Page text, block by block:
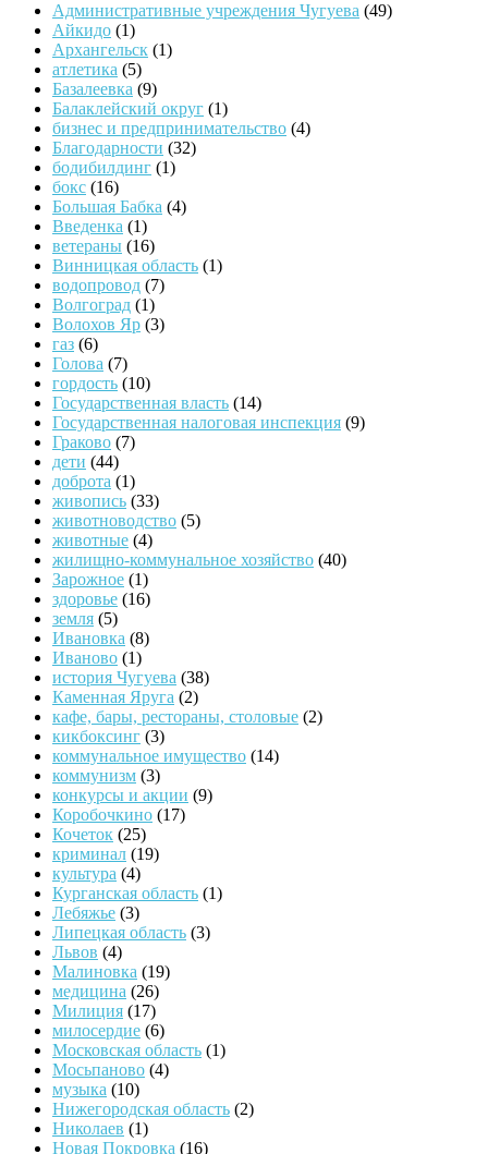
Административные учреждения Чугуева (49)
Айкидо (1)
Архангельск (1)
атлетика (5)
Базалеевка (9)
Балаклейский округ (1)
бизнес и предпринимательство (4)
Благодарности (32)
бодибилдинг (1)
бокс (16)
Большая Бабка (4)
Введенка (1)
ветераны (16)
Винницкая область (1)
водопровод (7)
Волгоград (1)
Волохов Яр (3)
газ (6)
Голова (7)
гордость (10)
Государственная власть (14)
Государственная налоговая инспекция (9)
Граково (7)
дети (44)
доброта (1)
живопись (33)
животноводство (5)
животные (4)
жилищно-коммунальное хозяйство (40)
Зарожное (1)
здоровье (16)
земля (5)
Ивановка (8)
Иваново (1)
история Чугуева (38)
Каменная Яруга (2)
кафе, бары, рестораны, столовые (2)
кикбоксинг (3)
коммунальное имущество (14)
коммунизм (3)
конкурсы и акции (9)
Коробочкино (17)
Кочеток (25)
криминал (19)
культура (4)
Курганская область (1)
Лебяжье (3)
Липецкая область (3)
Львов (4)
Малиновка (19)
медицина (26)
Милиция (17)
милосердие (6)
Московская область (1)
Мосьпаново (4)
музыка (10)
Нижегородская область (2)
Николаев (1)
Новая Покровка (16)